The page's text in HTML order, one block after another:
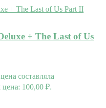
+ The Last of Us
составляла
100,00 ₽.